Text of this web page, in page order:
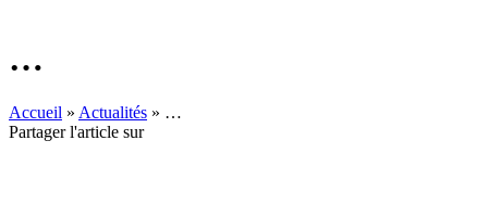
…
Accueil » Actualités » …
Partager l'article sur